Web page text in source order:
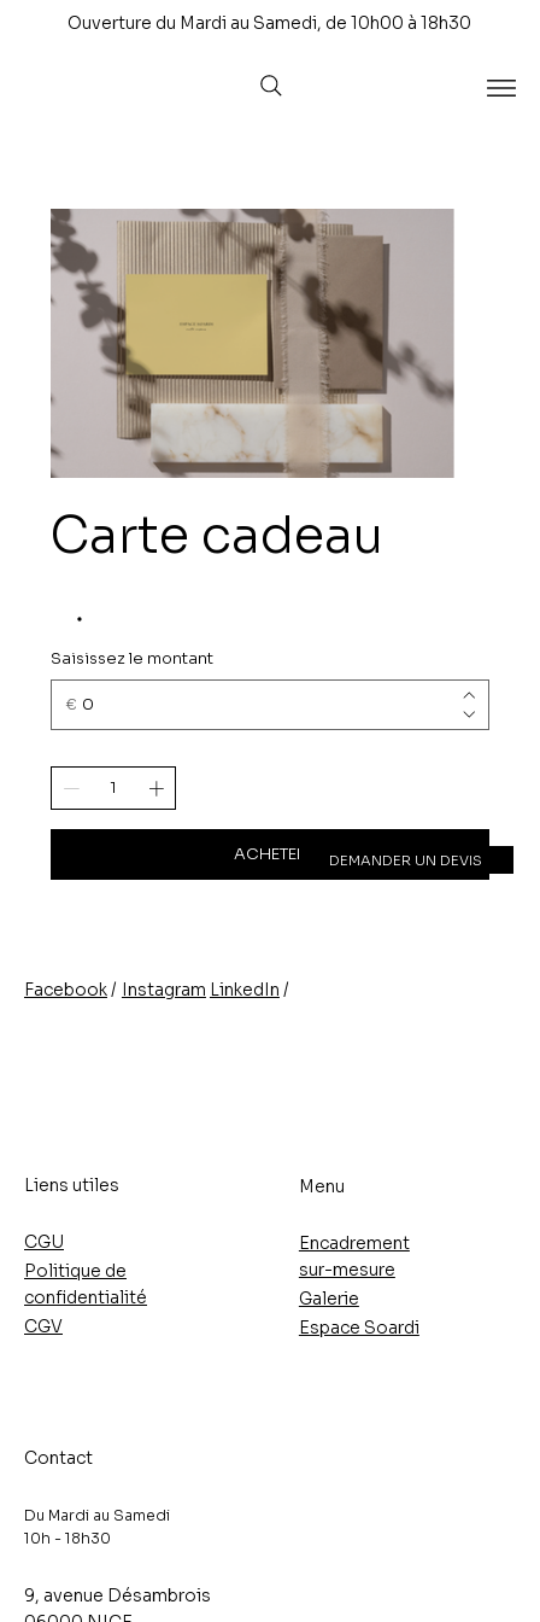
Ouverture du Mardi au Samedi, de 10h00 à 18h30
Carte cadeau
Saisissez le montant
€
ACHETER
Facebook/ Instagram /
LinkedIn
Liens utiles
CGU
CGV
Politique de
confidentialité
Menu
Encadrement
sur-mesure
Galerie
Espace Soardi
Contact
Du Mardi au Samedi
10h - 18h30​
9, avenue Désambrois
DEMANDER UN DEVIS